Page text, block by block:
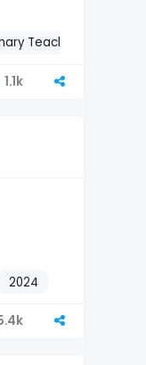
Teacher-2013
1.1k
2024